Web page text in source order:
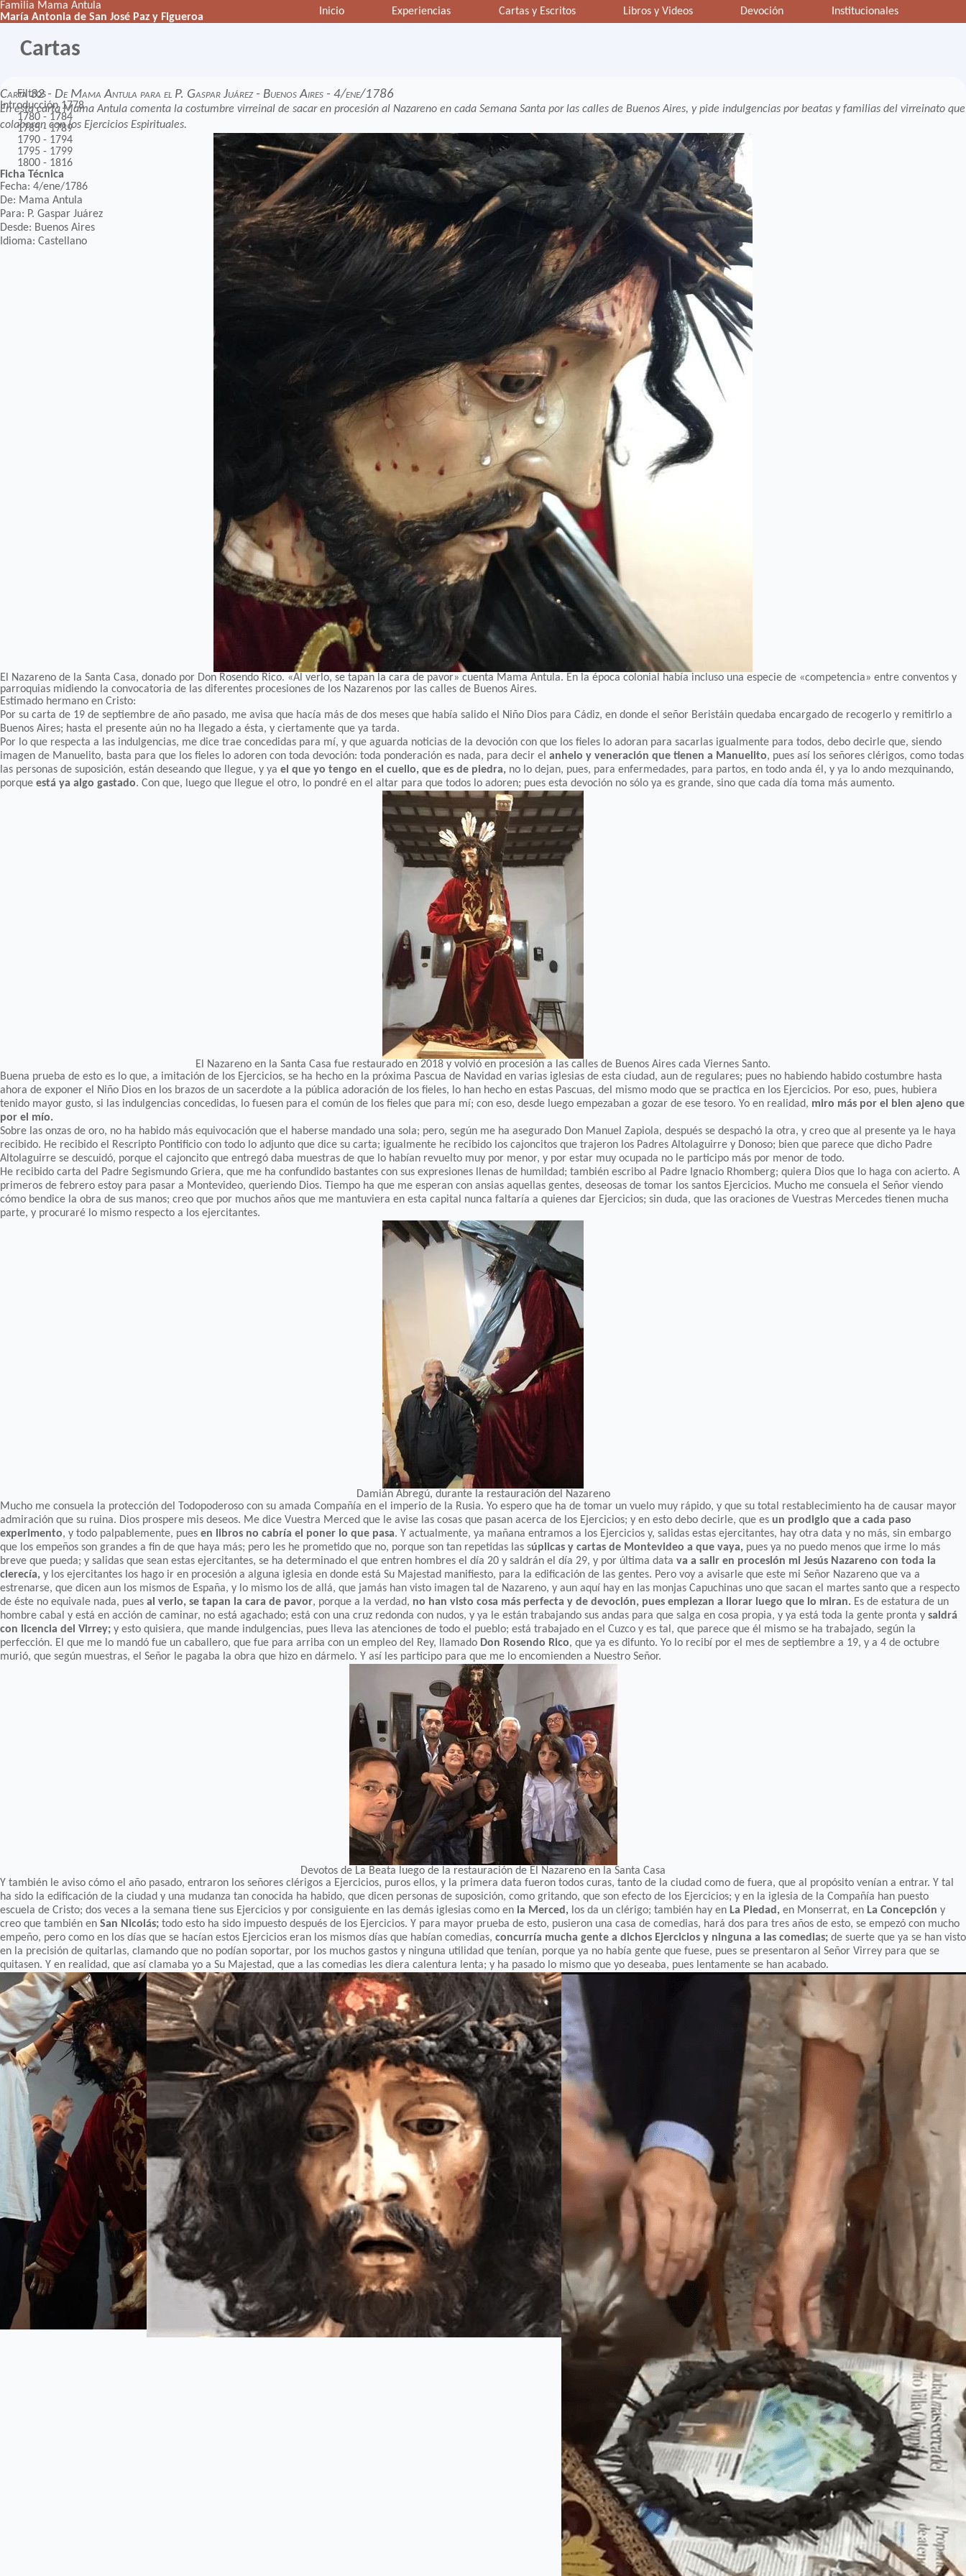
Familia Mama Antula
María Antonia de San José Paz y Figueroa
Inicio Experiencias Cartas y Escritos Libros y Videos Devoción Institucionales
Cartas
Filtros
Introducción 1778
1780 - 1784
1785 - 1789
1790 - 1794
1795 - 1799
1800 - 1816
Ficha Técnica
Fecha: 4/ene/1786
De: Mama Antula
Para: P. Gaspar Juárez
Desde: Buenos Aires
Idioma: Castellano
Carta 32 - De Mama Antula para el P. Gaspar Juárez - Buenos Aires - 4/ene/1786
En esta carta Mama Antula comenta la costumbre virreinal de sacar en procesión al Nazareno en cada Semana Santa por las calles de Buenos Aires, y pide indulgencias por beatas y familias del virreinato que
colaboran con los Ejercicios Espirituales.
El Nazareno de la Santa Casa, donado por Don Rosendo Rico. «Al verlo, se tapan la cara de pavor» cuenta Mama Antula. En la época colonial había incluso una especie de «competencia» entre conventos y
parroquias midiendo la convocatoria de las diferentes procesiones de los Nazarenos por las calles de Buenos Aires.
Estimado hermano en Cristo:
Por su carta de 19 de septiembre de año pasado, me avisa que hacía más de dos meses que había salido el Niño Dios para Cádiz, en donde el señor Beristáin quedaba encargado de recogerlo y remitirlo a
Buenos Aires; hasta el presente aún no ha llegado a ésta, y ciertamente que ya tarda.
Por lo que respecta a las indulgencias, me dice trae concedidas para mí, y que aguarda noticias de la devoción con que los fieles lo adoran para sacarlas igualmente para todos, debo decirle que, siendo
imagen de Manuelito, basta para que los fieles lo adoren con toda devoción: toda ponderación es nada, para decir el anhelo y veneración que tienen a Manuelito, pues así los señores clérigos, como todas
las personas de suposición, están deseando que llegue, y ya el que yo tengo en el cuello, que es de piedra, no lo dejan, pues, para enfermedades, para partos, en todo anda él, y ya lo ando mezquinando,
porque está ya algo gastado. Con que, luego que llegue el otro, lo pondré en el altar para que todos lo adoren; pues esta devoción no sólo ya es grande, sino que cada día toma más aumento.
El Nazareno en la Santa Casa fue restaurado en 2018 y volvió en procesión a las calles de Buenos Aires cada Viernes Santo.
Buena prueba de esto es lo que, a imitación de los Ejercicios, se ha hecho en la próxima Pascua de Navidad en varias iglesias de esta ciudad, aun de regulares; pues no habiendo habido costumbre hasta
ahora de exponer el Niño Dios en los brazos de un sacerdote a la pública adoración de los fieles, lo han hecho en estas Pascuas, del mismo modo que se practica en los Ejercicios. Por eso, pues, hubiera
tenido mayor gusto, si las indulgencias concedidas, lo fuesen para el común de los fieles que para mí; con eso, desde luego empezaban a gozar de ese tesoro. Yo en realidad, miro más por el bien ajeno que
por el mío.
Sobre las onzas de oro, no ha habido más equivocación que el haberse mandado una sola; pero, según me ha asegurado Don Manuel Zapiola, después se despachó la otra, y creo que al presente ya le haya
recibido. He recibido el Rescripto Pontificio con todo lo adjunto que dice su carta; igualmente he recibido los cajoncitos que trajeron los Padres Altolaguirre y Donoso; bien que parece que dicho Padre
Altolaguirre se descuidó, porque el cajoncito que entregó daba muestras de que lo habían revuelto muy por menor, y por estar muy ocupada no le participo más por menor de todo.
He recibido carta del Padre Segismundo Griera, que me ha confundido bastantes con sus expresiones llenas de humildad; también escribo al Padre Ignacio Rhomberg; quiera Dios que lo haga con acierto. A
primeros de febrero estoy para pasar a Montevideo, queriendo Dios. Tiempo ha que me esperan con ansias aquellas gentes, deseosas de tomar los santos Ejercicios. Mucho me consuela el Señor viendo
cómo bendice la obra de sus manos; creo que por muchos años que me mantuviera en esta capital nunca faltaría a quienes dar Ejercicios; sin duda, que las oraciones de Vuestras Mercedes tienen mucha
parte, y procuraré lo mismo respecto a los ejercitantes.
Damián Abregú, durante la restauración del Nazareno
Mucho me consuela la protección del Todopoderoso con su amada Compañía en el imperio de la Rusia. Yo espero que ha de tomar un vuelo muy rápido, y que su total restablecimiento ha de causar mayor
admiración que su ruina. Dios prospere mis deseos. Me dice Vuestra Merced que le avise las cosas que pasan acerca de los Ejercicios; y en esto debo decirle, que es un prodigio que a cada paso
experimento, y todo palpablemente, pues en libros no cabría el poner lo que pasa. Y actualmente, ya mañana entramos a los Ejercicios y, salidas estas ejercitantes, hay otra data y no más, sin embargo
que los empeños son grandes a fin de que haya más; pero les he prometido que no, porque son tan repetidas las súplicas y cartas de Montevideo a que vaya, pues ya no puedo menos que irme lo más
breve que pueda; y salidas que sean estas ejercitantes, se ha determinado el que entren hombres el día 20 y saldrán el día 29, y por última data va a salir en procesión mi Jesús Nazareno con toda la
clerecía, y los ejercitantes los hago ir en procesión a alguna iglesia en donde está Su Majestad manifiesto, para la edificación de las gentes. Pero voy a avisarle que este mi Señor Nazareno que va a
estrenarse, que dicen aun los mismos de España, y lo mismo los de allá, que jamás han visto imagen tal de Nazareno, y aun aquí hay en las monjas Capuchinas uno que sacan el martes santo que a respecto
de éste no equivale nada, pues al verlo, se tapan la cara de pavor, porque a la verdad, no han visto cosa más perfecta y de devoción, pues empiezan a llorar luego que lo miran. Es de estatura de un
hombre cabal y está en acción de caminar, no está agachado; está con una cruz redonda con nudos, y ya le están trabajando sus andas para que salga en cosa propia, y ya está toda la gente pronta y saldrá
con licencia del Virrey; y esto quisiera, que mande indulgencias, pues lleva las atenciones de todo el pueblo; está trabajado en el Cuzco y es tal, que parece que él mismo se ha trabajado, según la
perfección. El que me lo mandó fue un caballero, que fue para arriba con un empleo del Rey, llamado Don Rosendo Rico, que ya es difunto. Yo lo recibí por el mes de septiembre a 19, y a 4 de octubre
murió, que según muestras, el Señor le pagaba la obra que hizo en dármelo. Y así les participo para que me lo encomienden a Nuestro Señor.
Devotos de La Beata luego de la restauración de El Nazareno en la Santa Casa
Y también le aviso cómo el año pasado, entraron los señores clérigos a Ejercicios, puros ellos, y la primera data fueron todos curas, tanto de la ciudad como de fuera, que al propósito venían a entrar. Y tal
ha sido la edificación de la ciudad y una mudanza tan conocida ha habido, que dicen personas de suposición, como gritando, que son efecto de los Ejercicios; y en la iglesia de la Compañía han puesto
escuela de Cristo; dos veces a la semana tiene sus Ejercicios y por consiguiente en las demás iglesias como en la Merced, los da un clérigo; también hay en La Piedad, en Monserrat, en La Concepción y
creo que también en San Nicolás; todo esto ha sido impuesto después de los Ejercicios. Y para mayor prueba de esto, pusieron una casa de comedias, hará dos para tres años de esto, se empezó con mucho
empeño, pero como en los días que se hacían estos Ejercicios eran los mismos días que habían comedias, concurría mucha gente a dichos Ejercicios y ninguna a las comedias; de suerte que ya se han visto
en la precisión de quitarlas, clamando que no podían soportar, por los muchos gastos y ninguna utilidad que tenían, porque ya no había gente que fuese, pues se presentaron al Señor Virrey para que se
quitasen. Y en realidad, que así clamaba yo a Su Majestad, que a las comedias les diera calentura lenta; y ha pasado lo mismo que yo deseaba, pues lentamente se han acabado.